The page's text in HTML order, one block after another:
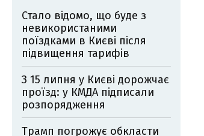
Стало відомо, що буде з
невикористаними
поїздками в Києві після
підвищення тарифів
З 15 липня у Києві дорожчає
проїзд: у КМДА підписали
розпорядження
Трамп погрожує обкласти